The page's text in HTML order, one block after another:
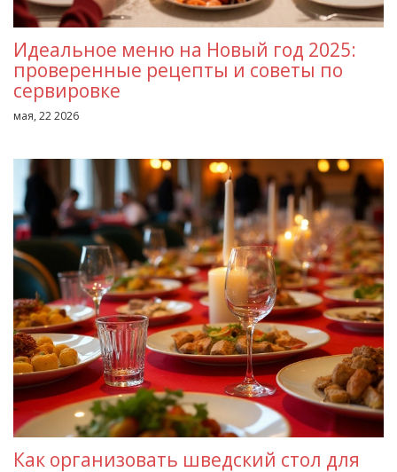
Идеальное меню на Новый год 2025:
проверенные рецепты и советы по
сервировке
мая, 22 2026
Как организовать шведский стол для